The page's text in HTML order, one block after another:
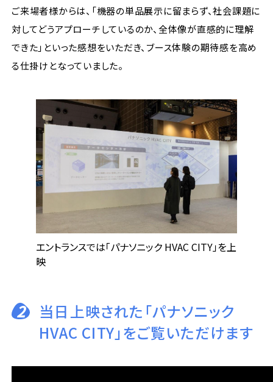
ご来場者様からは、「機器の単品展示に留まらず、社会課題に
対してどうアプローチしているのか、全体像が直感的に理解
できた」といった感想をいただき、ブース体験の期待感を高め
る仕掛けとなっていました。
エントランスでは「パナソニック HVAC CITY」を上
映
2
当日上映された「パナソニック
HVAC CITY」をご覧いただけます